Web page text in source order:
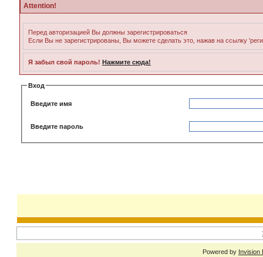
Attention!
Перед авторизацией Вы должны зарегистрироваться
Если Вы не зарегистрированы, Вы можете сделать это, нажав на ссылку
Я забыл свой пароль! Нажмите сюда!
Вход
Введите имя
Введите пароль
Powered by Invision